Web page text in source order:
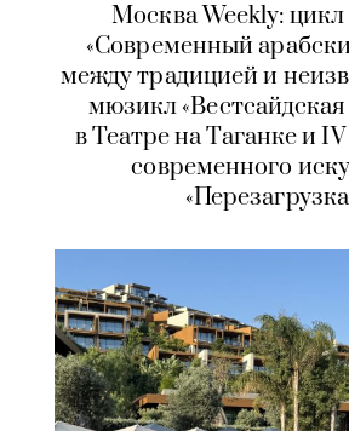
Москва Weekly:
«Современный
между традицией и
мюзикл
в Театре на Таганке и
современного